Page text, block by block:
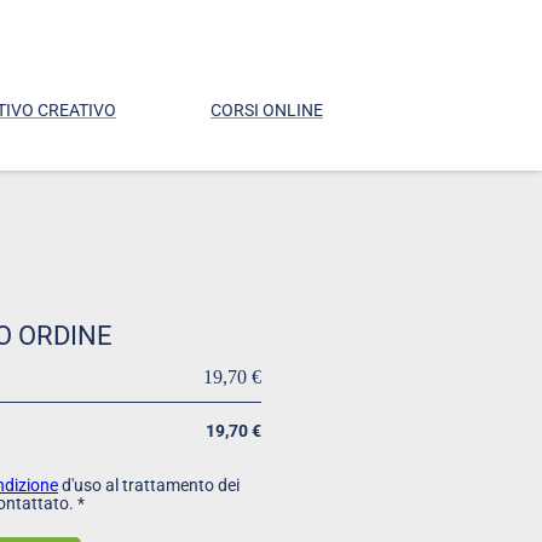
CREATIVO CORSI ONLINE
ORDINE
19,70 €
19,70 €
d'uso al trattamento dei
*